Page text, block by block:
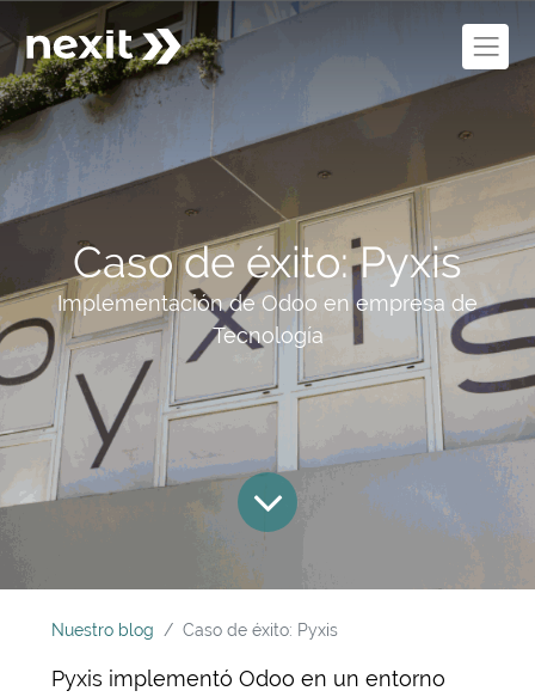
Caso de éxito: Pyxis
Implementación de Odoo en empresa de
Tecnología
Nuestro blog Caso de éxito: Pyxis
Pyxis implementó Odoo en un entorno